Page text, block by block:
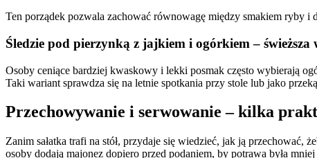
Ten porządek pozwala zachować równowagę między smakiem ryby i
Śledzie pod pierzynką z jajkiem i ogórkiem – świeższa
Osoby ceniące bardziej kwaskowy i lekki posmak często wybierają
Taki wariant sprawdza się na letnie spotkania przy stole lub jako
Przechowywanie i serwowanie – kilka
Zanim sałatka trafi na stół, przydaje się wiedzieć, jak ją
osoby dodają majonez dopiero przed podaniem, by potrawa była